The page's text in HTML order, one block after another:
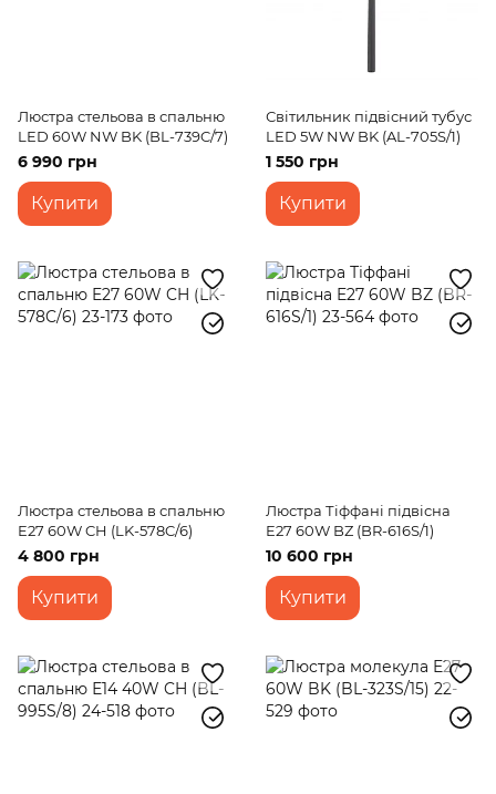
Люстра стельова в спальню
LED 60W NW BK (BL-739C/7)
6 990 грн
Купити
Світильник підвісний тубус
LED 5W NW BK (AL-705S/1)
1 550 грн
Купити
Люстра стельова в спальню
E27 60W CH (LK-578C/6)
4 800 грн
Купити
Люстра Тіффані підвісна
E27 60W BZ (BR-616S/1)
10 600 грн
Купити